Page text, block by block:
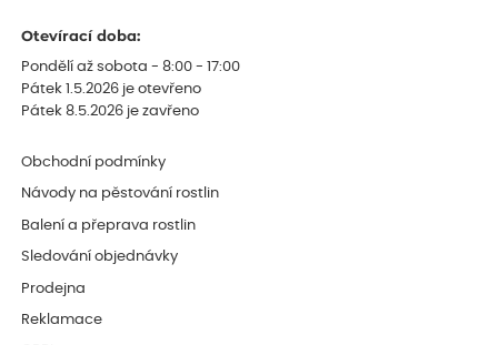
Otevírací doba:
Pondělí až sobota - 8:00 - 17:00
Pátek 1.5.2026 je otevřeno
Pátek 8.5.2026 je zavřeno
Obchodní podmínky
Návody na pěstování rostlin
Balení a přeprava rostlin
Sledování objednávky
Prodejna
Reklamace